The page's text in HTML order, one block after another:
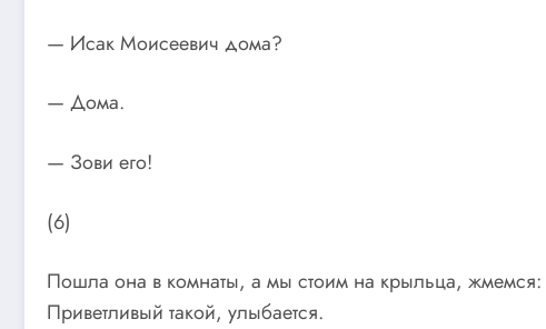
— Исак Моисеевич дома?
— Дома.
— Зови его!
(6)
Пошла она в комнаты, а мы стоим на крыльца,
Приветливый такой, улыбается.